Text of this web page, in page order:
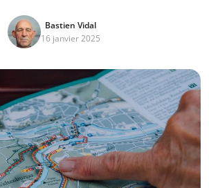
Bastien Vidal
16 janvier 2025